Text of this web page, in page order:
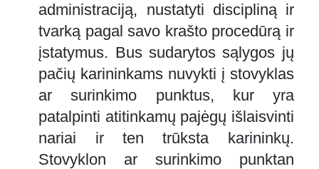
administraciją, nustatyti discipliną ir
tvarką pagal savo krašto procedūrą ir
įstatymus. Bus sudarytos sąlygos jų
pačių karininkams nuvykti į stovyklas
ar surinkimo punktus, kur yra
patalpinti atitinkamų pajėgų išlaisvinti
nariai ir ten trūksta karininkų.
Stovyklon ar surinkimo punktan